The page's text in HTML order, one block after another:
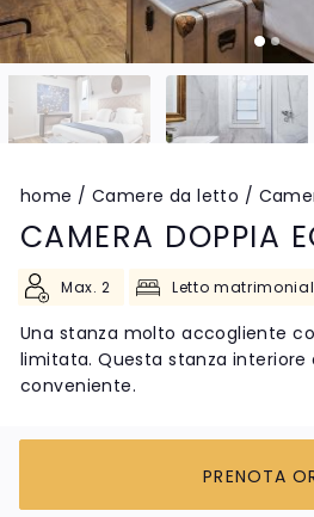
home / Camere da letto /
CAMERA DOPPIA
Max. 2 Letto
Una stanza molto accogliente
limitata. Questa stanza interiore
conveniente.
PRENOTA